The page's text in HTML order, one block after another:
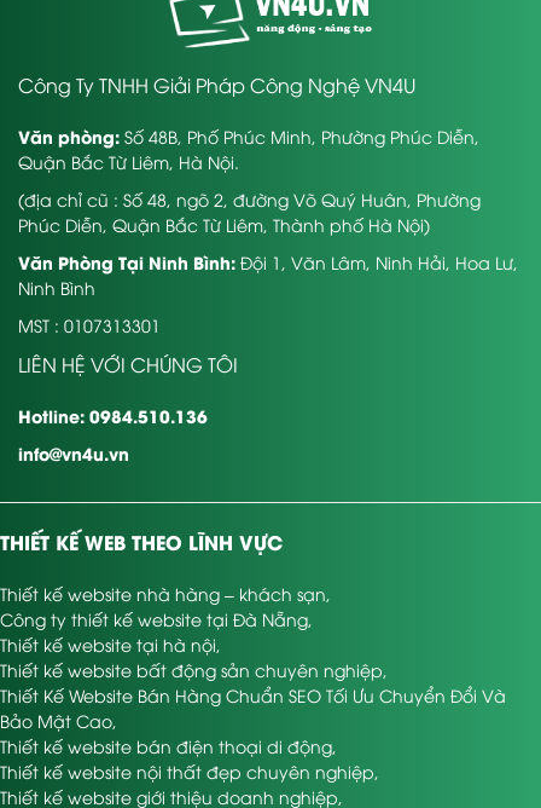
Công Ty TNHH Giải Pháp Công Nghệ VN4U
Văn phòng: Số 48B, Phố Phúc Minh, Phường Phúc Diễn,
Quận Bắc Từ Liêm, Hà Nội.
(địa chỉ cũ : Số 48, ngõ 2, đường Võ Quý Huân, Phường
Phúc Diễn, Quận Bắc Từ Liêm, Thành phố Hà Nội)
Văn Phòng Tại Ninh Bình: Đội 1, Văn Lâm, Ninh Hải, Hoa Lư,
Ninh Bình
MST : 0107313301
LIÊN HỆ VỚI CHÚNG TÔI
Hotline: 0984.510.136
info@vn4u.vn
THIẾT KẾ WEB THEO LĨNH VỰC
Thiết kế website nhà hàng – khách sạn,
Công ty thiết kế website tại Đà Nẵng,
Thiết kế website tại hà nội,
Thiết kế website bất động sản chuyên nghiệp,
Thiết Kế Website Bán Hàng Chuẩn SEO Tối Ưu Chuyển Đổi Và
Bảo Mật Cao,
Thiết kế website bán điện thoại di động,
Thiết kế website nội thất đẹp chuyên nghiệp,
Thiết kế website giới thiệu doanh nghiệp,